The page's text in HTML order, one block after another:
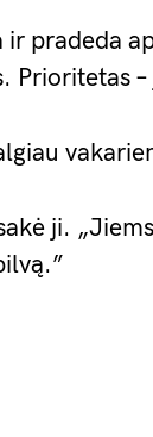
ir pradeda
Prioritetas
ji.